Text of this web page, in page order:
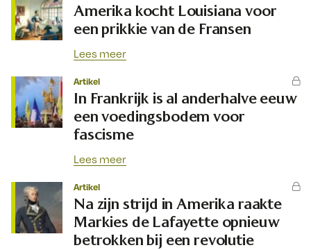
Amerika kocht Louisiana voor
een prikkie van de Fransen
Lees meer
Artikel
In Frankrijk is al anderhalve eeuw
een voedingsbodem voor
fascisme
Lees meer
Artikel
Na zijn strijd in Amerika raakte
Markies de Lafayette opnieuw
betrokken bij een revolutie